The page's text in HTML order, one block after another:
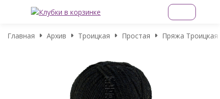
Главная Архив Троицкая Простая Пряжа